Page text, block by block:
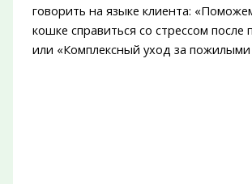
говорить на языке клиента:
кошке справиться со стрессом после
или «Комплексный уход за пожилыми